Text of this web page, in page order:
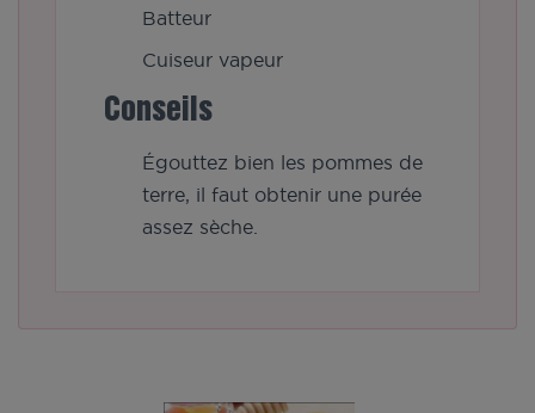
Batteur
Cuiseur vapeur
Conseils
Égouttez bien les pommes de
terre, il faut obtenir une purée
assez sèche.